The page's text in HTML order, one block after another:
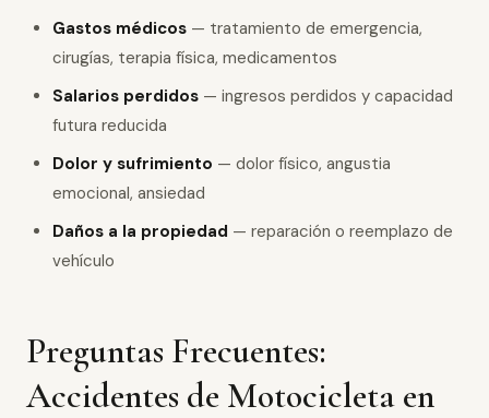
Gastos médicos — tratamiento de emergencia,
cirugías, terapia física, medicamentos
Salarios perdidos — ingresos perdidos y capacidad
futura reducida
Dolor y sufrimiento — dolor físico, angustia
emocional, ansiedad
Daños a la propiedad — reparación o reemplazo de
vehículo
Preguntas Frecuentes:
Accidentes de Motocicleta en